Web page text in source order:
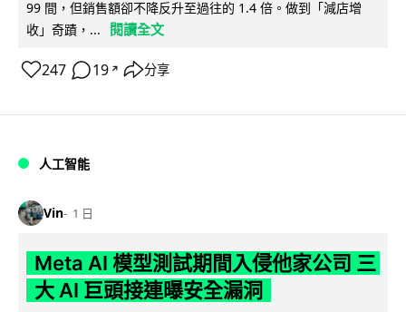
99 間，但銷售額卻不降反升至過往的 1.4 倍。做到「減店增
收」奇蹟，...
閱讀全文
247 19 ↗ 分享
人工智能
Vin 1 日
Meta AI 模型測試期間入侵他家公司 三
大 AI 巨頭接連曝安全漏洞